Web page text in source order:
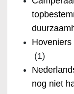
(1)
nog niet